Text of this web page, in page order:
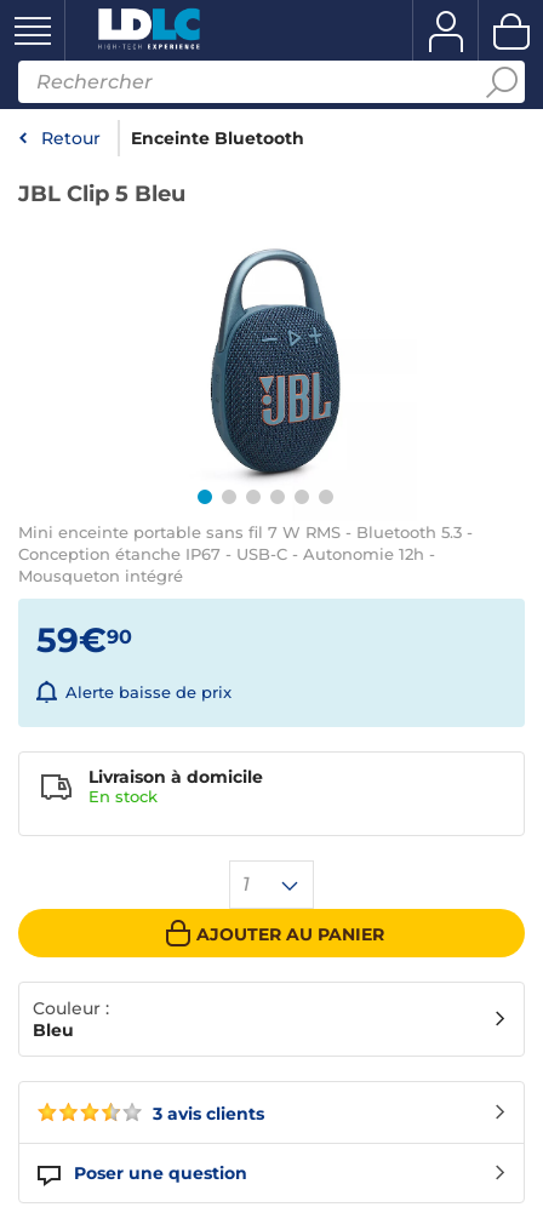
Retour Enceinte Bluetooth
JBL Clip 5 Bleu
Mini enceinte portable sans fil 7 W RMS - Bluetooth 5.3 -
Conception étanche IP67 - USB-C - Autonomie 12h -
Mousqueton intégré
3 avis clients
Poser une question
59€90
Alerte baisse de prix
1
AJOUTER AU PANIER
Livraison à domicile
En stock
Couleur :
Bleu